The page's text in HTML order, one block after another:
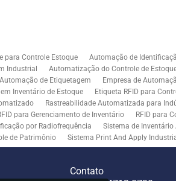
para Controle Estoque Automação de
Industrial Automatização do Controle de
de Etiquetagem Empresa de
Inventário de Estoque Etiqueta RFID para
Rastreabilidade Automatizada para
para Gerenciamento de Inventário RFID para
por Radiofrequência Sistema de
de Patrimônio Sistema Print And Apply
para Indústria Soluções de Impressão e Aplicação
para Integração Tecnologia de Middleware
Contato